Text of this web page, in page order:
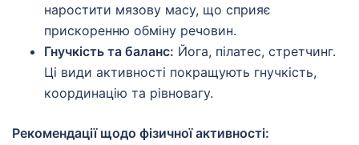
наростити мязову масу, що сприяє
прискоренню обміну речовин.
Гнучкість та баланс: Йога, пілатес, стретчинг.
Ці види активності покращують гнучкість,
координацію та рівновагу.
Рекомендації щодо фізичної активності: